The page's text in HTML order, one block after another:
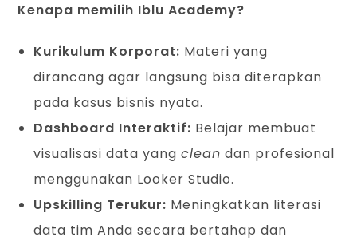
Kenapa memilih Iblu Academy?
Kurikulum Korporat: Materi yang
dirancang agar langsung bisa diterapkan
pada kasus bisnis nyata.
Dashboard Interaktif: Belajar membuat
visualisasi data yangclean dan profesional
menggunakan Looker Studio.
Upskilling Terukur: Meningkatkan literasi
data tim Anda secara bertahap dan